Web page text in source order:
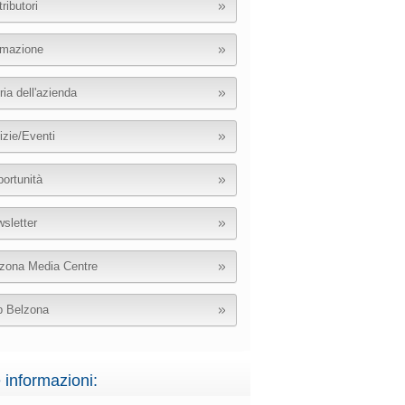
dell'azienda
Eventi
Media Centre
Belzona
informazioni: